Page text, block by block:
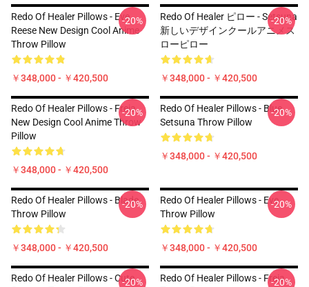
Redo Of Healer Pillows - Eve
Reese New Design Cool Anime
Throw Pillow
￥348,000 - ￥420,500
-20%
Redo Of Healer ピロー - Setsuna
新しいデザインクールアニメス
ローピロー
￥348,000 - ￥420,500
-20%
Redo Of Healer Pillows - Freia
New Design Cool Anime Throw
Pillow
￥348,000 - ￥420,500
-20%
Redo Of Healer Pillows - Blue
Setsuna Throw Pillow
￥348,000 - ￥420,500
-20%
Redo Of Healer Pillows - Blade
Throw Pillow
￥348,000 - ￥420,500
-20%
Redo Of Healer Pillows - Eve
Throw Pillow
￥348,000 - ￥420,500
-20%
Redo Of Healer Pillows - Cute
-20%
Redo Of Healer Pillows - Freia
-20%